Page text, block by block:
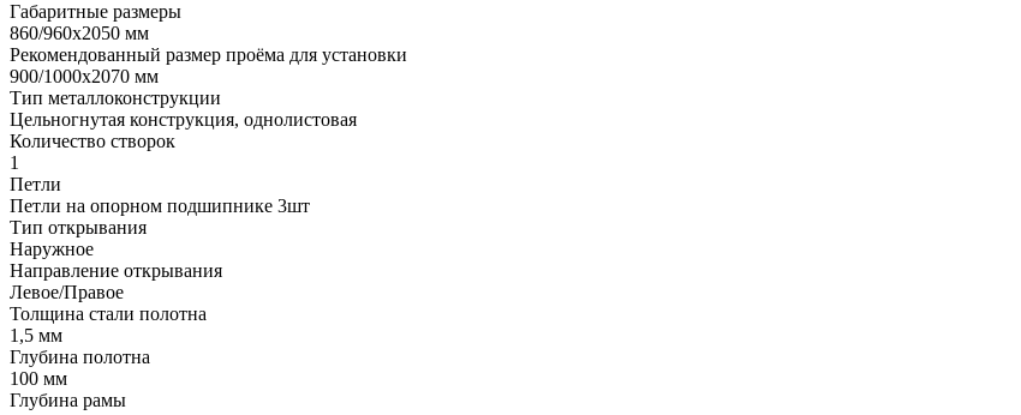
Габаритные размеры
860/960х2050 мм
Рекомендованный размер проёма для установки
900/1000х2070 мм
Тип металлоконструкции
Цельногнутая конструкция, однолистовая
Количество створок
1
Петли
Петли на опорном подшипнике 3шт
Тип открывания
Наружное
Направление открывания
Левое/Правое
Толщина стали полотна
1,5 мм
Глубина полотна
100 мм
Глубина рамы